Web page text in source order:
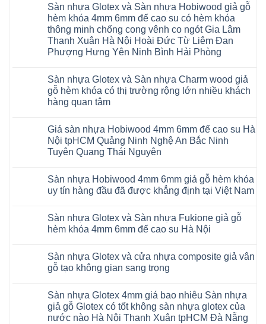
Floor
nhập
khẩu
Malaysia
14
AI
RUM
AI
35
AI
AI
37
AI
dày
12mm
to
tại
Hà
Nội
Xuân
Thanh
Trì
Cầu
Giấy
Tây
Hồ
Yên
TpHCM
Bình
Dương
Huế
bình
luận
ở
Sửa
sàn
nhựa
giả
khóa
4mm
6mm
đế
cao
charm
wood
hobiwood
kosmos
mikado
4mm
6mm
thợ
Sửa
sàn
nhiêu
1m2
tại
Dương
Đà
Nẵng
Khánh
Sàn nhựa Glotex và Sàn nhựa Hobiwood giả gỗ
hèm khóa 4mm 6mm đế cao su có hèm khóa
thông minh chống cong vênh co ngót Gia Lâm
Thanh Xuân Hà Nội Hoài Đức Từ Liêm Đan
Phượng Hưng Yên Ninh Bình Hải Phòng
bình
luận
ở
Sàn
và
Sàn
nhựa
Hobiwood
giả
khóa
4mm
6mm
su
có
hèm
minh
chống
cong
ngót
Gia
Lâm
Thanh
Sàn nhựa Glotex và Sàn nhựa Charm wood giả
gỗ hèm khóa có thị trường rộng lớn nhiều khách
hàng quan tâm
bình
luận
ở
Sàn
và
Sàn
nhựa
giả
gỗ
hèm
thị
trường
rộng
khách
hàng
quan
tâm
Giá sàn nhựa Hobiwood 4mm 6mm đế cao su Hà
Nội tpHCM Quảng Ninh Nghệ An Bắc Ninh
Tuyên Quang Thái Nguyên
bình
luận
ở
nhựa
Hobiwood
4mm
cao
Hà
Quảng
Ninh
Nghệ
An
Sàn nhựa Hobiwood 4mm 6mm giả gỗ hèm khóa
uy tín hàng đầu đã được khẳng định tại Việt Nam
bình
luận
ở
Hobiwood
4mm
6mm
hèm
khóa
uy
tín
Sàn nhựa Glotex và Sàn nhựa Fukione giả gỗ
hèm khóa 4mm 6mm đế cao su Hà Nội
bình
luận
ở
Glotex
Sàn
nhựa
Sàn nhựa Glotex và cửa nhựa composite giả vân
gỗ tạo không gian sang trọng
bình
luận
ở
Sàn
Sàn nhựa Glotex 4mm giá bao nhiêu Sàn nhựa
giả gỗ Glotex có tốt không sàn nhựa glotex của
nước nào Hà Nội Thanh Xuân tpHCM Đà Nẵng